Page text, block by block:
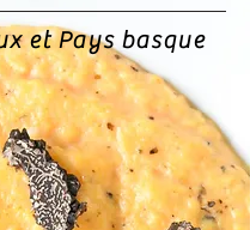
et Pays basque